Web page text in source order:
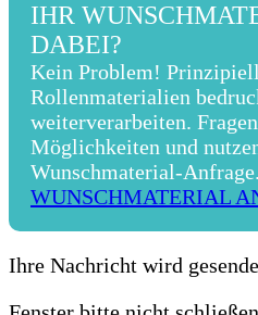
IHR
DABEI?
Kein Problem!
Rollenmaterialien
weiterverarbeiten.
Möglichkeiten und
Wunschmaterial-Anfrage.
WUNSCHMATERIAL
Ihre Nachricht wird